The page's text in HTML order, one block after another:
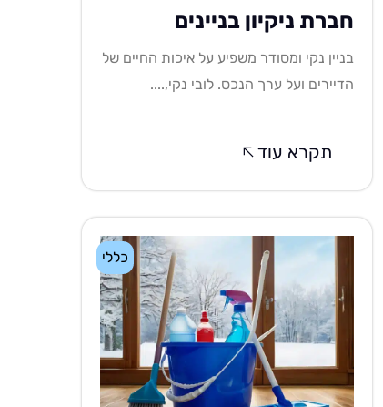
חברת ניקיון בניינים
בניין נקי ומסודר משפיע על איכות החיים של
הדיירים ועל ערך הנכס. לובי נקי,....
תקרא עוד
כללי